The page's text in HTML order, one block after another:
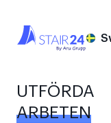
UTFÖRDA
ARBETEN